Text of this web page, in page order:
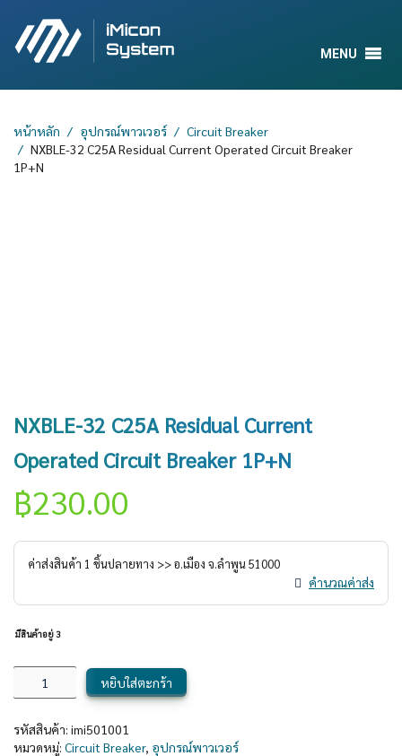
MENU
หน้าหลัก อุปกรณ์พาวเวอร์
Circuit Breaker
NXBLE-32 C25A Residual Current Operated Circuit Breaker
1P+N
NXBLE-32 C25A Residual Current
Operated Circuit Breaker 1P+N
฿230.00
ค่าส่งสินค้า 1 ชิ้นปลายทาง >> อ.เมือง จ.ลำพูน51000
คำนวณค่าส่ง
มีสินค้าอยู่ 3
หยิบใส่ตะกร้า
รหัสสินค้า: imi501001
หมวดหมู่: Circuit Breaker, อุปกรณ์พาวเวอร์